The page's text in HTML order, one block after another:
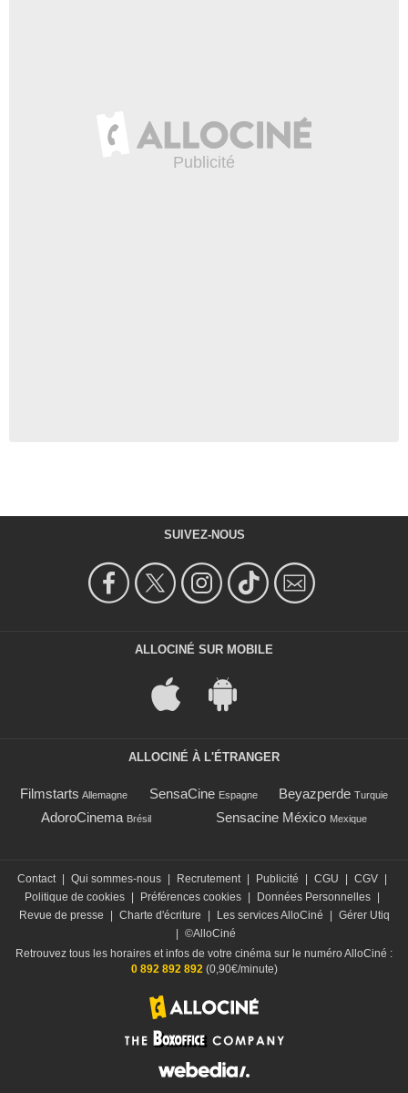
SUIVEZ-NOUS
ALLOCINÉ SUR MOBILE
ALLOCINÉ À L'ÉTRANGER
Filmstarts Allemagne SensaCine Espagne Beyazperde Turquie
AdoroCinema Brésil Sensacine México Mexique
Contact Qui sommes-nous Recrutement Publicité CGU CGV
Politique de cookies
Préférences cookies Données Personnelles
Revue de presse
Charte d'écriture Les services AlloCiné
Gérer Utiq
©AlloCiné
Retrouvez tous les horaires et infos de votre cinéma sur le numéro AlloCiné :
0 892 892 892(0,90€/minute)